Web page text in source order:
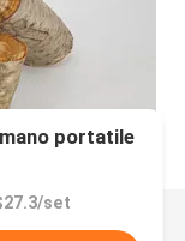
portatile
set